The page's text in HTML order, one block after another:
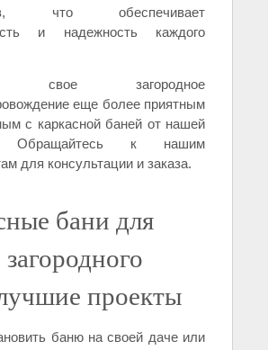
что обеспечивает
и надежность каждого
свое загородное
еще более приятным
с каркасной баней от нашей
Обращайтесь к нашим
для консультации и заказа.
бани для
проекты
баню на своей даче или